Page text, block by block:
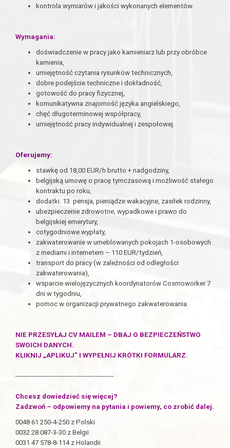
kontrola wymiarów i jakości wykonanych elementów.
Wymagania:
doświadczenie w pracy jako kamieniarz lub przy obróbce
kamienia,
umiejętność czytania rysunków technicznych,
dobre podejście techniczne i dokładność,
gotowość do pracy fizycznej,
komunikatywna znajomość języka angielskiego,
chęć długoterminowej współpracy,
umiejętność pracy indywidualnej i zespołowej.
Oferujemy:
stawkę od 18,00 EUR/h brutto + nadgodziny,
belgijską umowę o pracę tymczasową i możliwość stałego
kontraktu po roku,
dodatki: 13. pensja, pieniądze wakacyjne, zasiłek rodzinny,
ubezpieczenie zdrowotne, wypadkowe i prawo do
belgijskiej emerytury,
cotygodniowe wypłaty,
zakwaterowanie w umeblowanych pokojach 1-osobowych
z mediami i internetem – 110 EUR/tydzień,
transport do pracy (w zależności od odległości
zakwaterowania),
wsparcie wielojęzycznych koordynatorów Cosmoworker 7
dni w tygodniu,
pomoc w organizacji prywatnego zakwaterowania.
NIE PRZESYŁAJ CV MAILEM – DBAJ O BEZPIECZEŃSTWO
SWOICH DANYCH.
KLIKNIJ „APLIKUJ” I WYPEŁNIJ KRÓTKI FORMULARZ.
------------------------------------------------
Chcesz dowiedzieć się więcej?
Zadzwoń – odpowiemy na pytania i powiemy, co zrobić dalej.
0048 61 250-4-250 z Polski
0032 28 087-3-30 z Belgii
0031 47 578-8-114 z Holandii